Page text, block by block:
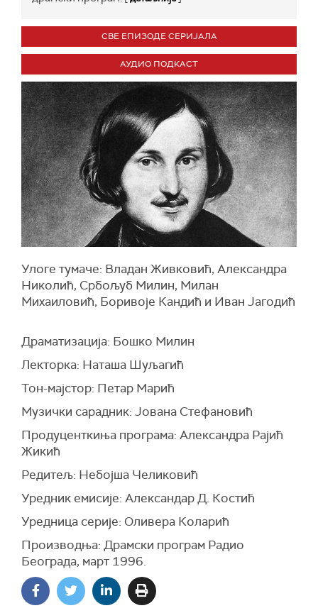
СВЕ ЕПИЗОДЕ СЕРИЈАЛА
АУДИО ПОДКАСТ
Улоге тумаче: Владан Живковић, Александра
Николић, Србољуб Милин, Милан
Михаиловић, Боривоје Кандић и Иван Јагодић
Драматизација: Бошко Милин
Лекторка: Наташа Шуљагић
Тон-мајстор: Петар Марић
Музички сарадник: Јована Стефановић
Продуценткиња програма: Александра Рајић
Жикић
Редитељ: Небојша Челиковић
Уредник емисије: Александар Д. Костић
Уредница серије: Оливера Коларић
Производња: Драмски програм Радио
Београда, март 1996.